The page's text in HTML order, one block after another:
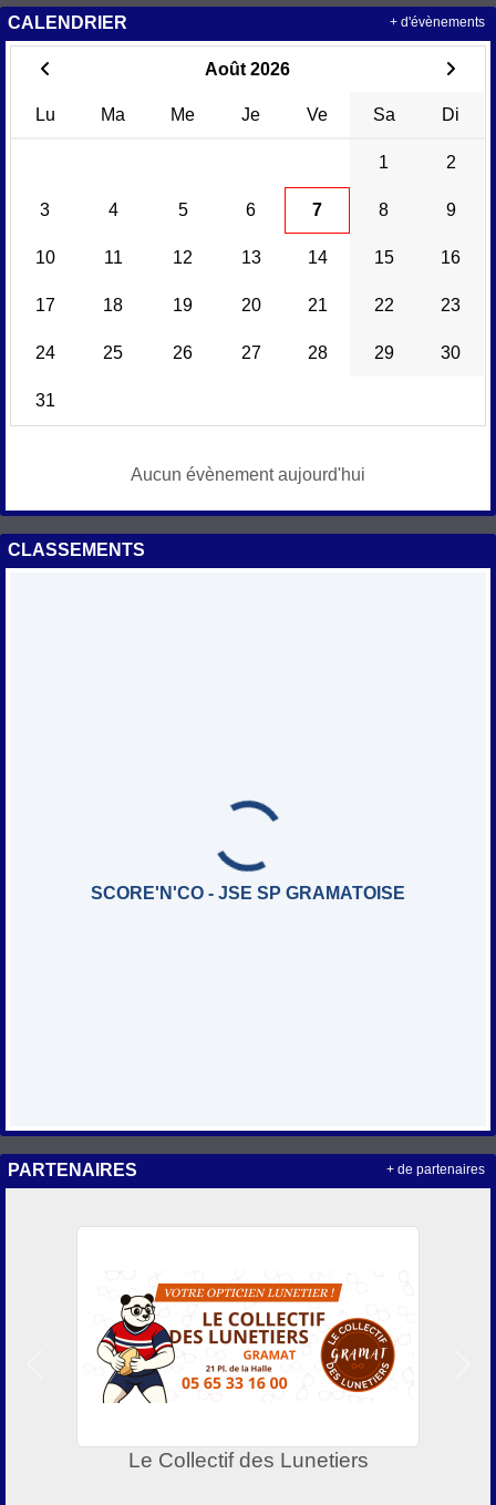
CALENDRIER
Août 2026
Lu Ma Me Je Ve Sa Di
1 2
3 4 5 6 7 8 9
10 11 12 13 14 15 16
17 18 19 20 21 22 23
24 25 26 27 28 29 30
31
Aucun évènement aujourd'hui
+ d'évènements
CLASSEMENTS
SCORE'N'CO - JSE SP GRAMATOISE
PARTENAIRES
Le Collectif des Lunetiers
Précedent
+ de partenaires